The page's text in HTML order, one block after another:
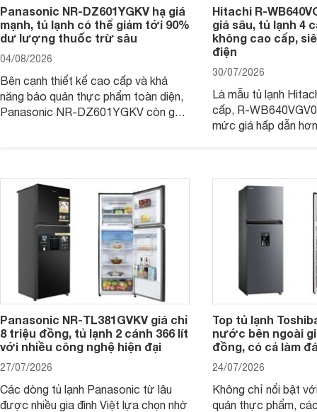
Panasonic NR-DZ601YGKV hạ giá
mạnh, tủ lạnh có thể giảm tới 90%
dư lượng thuốc trừ sâu
04/08/2026
Bên cạnh thiết kế cao cấp và khả
năng bảo quản thực phẩm toàn diện,
Panasonic NR-DZ601YGKV còn gây
Hitachi R-
giá sâu, tủ lạnh 4
không cao cấp,
điện
30/07/2026
Là mẫu tủ lạnh
cấp, R-
mức giá hấp dẫn
nhiều công nghệ.
Panasonic NR-TL381GVKV giá chỉ
8 triệu đồng, tủ lạnh 2 cánh 366 lít
với nhiều công nghệ hiện đại
27/07/2026
Các dòng tủ lạnh Panasonic từ lâu
được nhiều gia đình Việt lựa chọn nhờ
Top tủ lạnh
nước bên ngoài
đồng, có cả làm
24/07/2026
Không chỉ nổi bật
quản thực phẩm,